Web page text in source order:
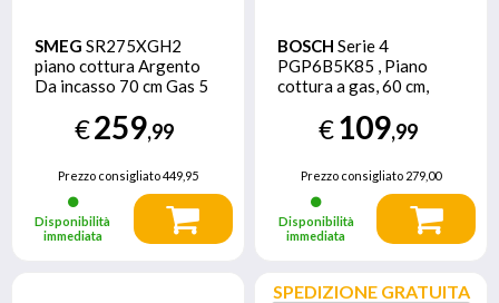
SMEG SR275XGH2
piano cottura Argento
Da incasso 70 cm Gas 5
€259,99
Prezzo consigliato449,95
Disponibilità
immediata
BOSCH Serie 4
PGP6B5K85 , Piano
cottura a gas, 60 cm,
€109,99
Prezzo consigliato 279,00
Disponibilità
immediata
SPEDIZIONE GRATUITA